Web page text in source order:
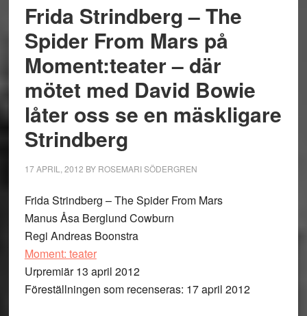
Frida Strindberg – The
Spider From Mars på
Moment:teater – där
mötet med David Bowie
låter oss se en mäskligare
Strindberg
17 APRIL, 2012 BY ROSEMARI SÖDERGREN
Frida Strindberg – The Spider From Mars
Manus Åsa Berglund Cowburn
Regi Andreas Boonstra
Moment: teater
Urpremiär 13 april 2012
Föreställningen som recenseras: 17 april 2012